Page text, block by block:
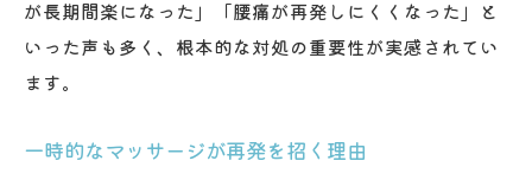
が長期間楽になった」「腰痛が再発しにくくなった」と
いった声も多く、根本的な対処の重要性が実感されてい
ます。
一時的なマッサージが再発を招く理由